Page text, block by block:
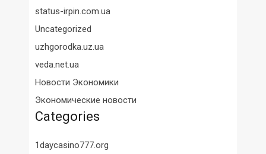
status-irpin.com.ua
Uncategorized
uzhgorodka.uz.ua
veda.net.ua
Новости Экономики
Экономические новости
Categories
1daycasino777.org